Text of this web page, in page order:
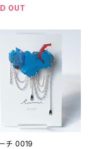
OUT
チ 0019